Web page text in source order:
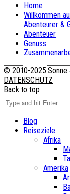
Home
Willkommen
Abenteurer &
Abenteuer
Genuss
© 2010-2025 Sonne
DATENSCHUTZ
Back to top
Search
for:
Blog
Reiseziele
Afrika
Amerika